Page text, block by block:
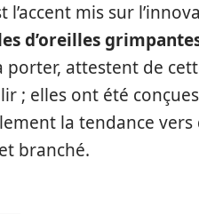
mis sur
d’oreilles
porter, attestent de
; elles ont été
la tendance vers
branché.